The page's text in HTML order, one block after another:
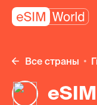
Все страны